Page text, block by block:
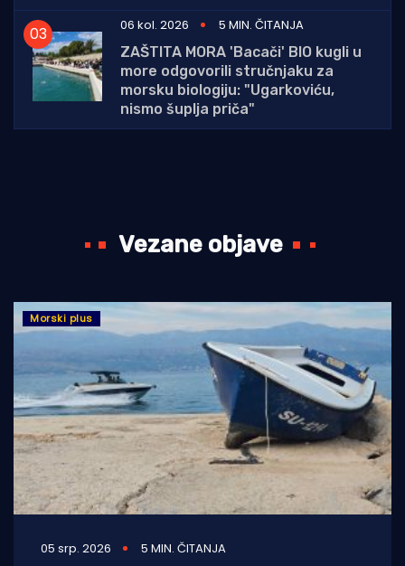
06 kol. 2026
5 MIN. ČITANJA
ZAŠTITA MORA 'Bacači' BIO kugli u
more odgovorili stručnjaku za
morsku biologiju: "Ugarkoviću,
nismo šuplja priča"
Vezane objave
Morski plus
05 srp. 2026 5 MIN. ČITANJA